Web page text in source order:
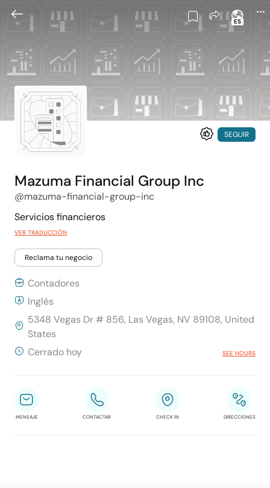
ES
SEGUIR
Mazuma Financial Group Inc
@mazuma-financial-group-inc
Servicios financieros
VER TRADUCCIÓN
Reclama tu negocio
Contadores
Inglés
5348 Vegas Dr # 856, Las Vegas, NV 89108, United
States
Cerrado hoy
SEE HOURS
MENSAJE CONTACTAR CHECK IN DIRECCIONES